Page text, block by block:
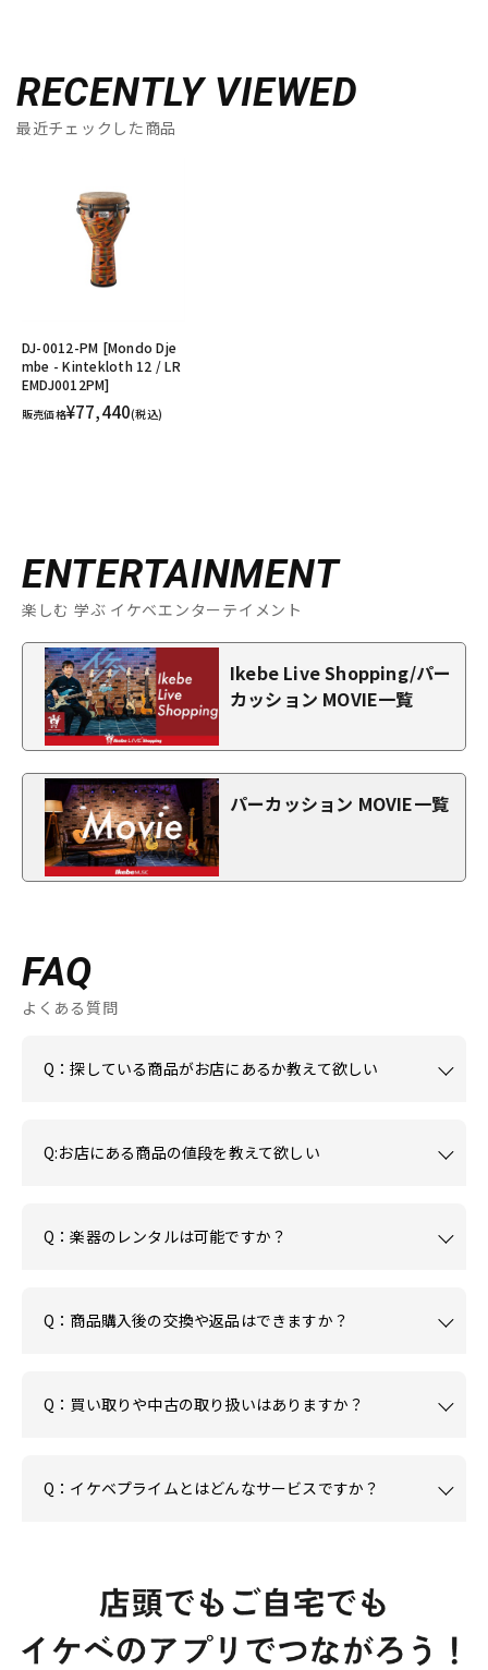
RECENTLY VIEWED
最近チェックした商品
DJ-0012-PM [Mondo Dje
mbe - Kintekloth 12 / LR
EMDJ0012PM]
販売価格¥77,440(税込)
ENTERTAINMENT
楽しむ 学ぶ イケベエンターテイメント
Ikebe Live Shopping/パー
カッション MOVIE一覧
パーカッション MOVIE一覧
FAQ
よくある質問
Q：探している商品がお店にあるか教えて欲しい
Q:お店にある商品の値段を教えて欲しい
Q：楽器のレンタルは可能ですか？
Q：商品購入後の交換や返品はできますか？
Q：買い取りや中古の取り扱いはありますか？
Q：イケベプライムとはどんなサービスですか？